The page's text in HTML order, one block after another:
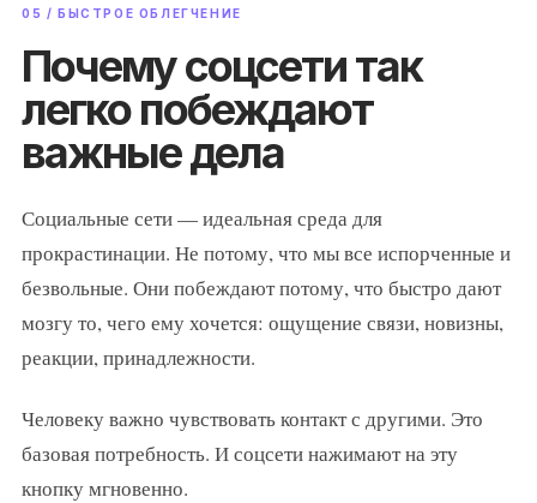
05 / БЫСТРОЕ ОБЛЕГЧЕНИЕ
Почему соцсети так
легко побеждают
важные дела
Социальные сети — идеальная среда для
прокрастинации. Не потому, что мы все испорченные и
безвольные. Они побеждают потому, что быстро дают
мозгу то, чего ему хочется: ощущение связи, новизны,
реакции, принадлежности.
Человеку важно чувствовать контакт с другими. Это
базовая потребность. И соцсети нажимают на эту
кнопку мгновенно.